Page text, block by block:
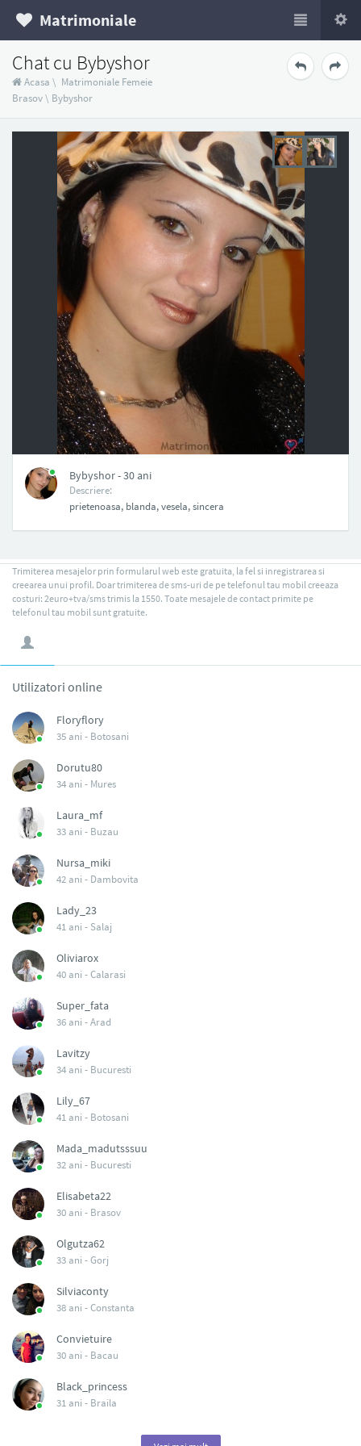
Matrimoniale
Chat cu Bybyshor
Acasa \ Matrimoniale Femeie
Brasov\ Bybyshor
Bybyshor - 30 ani
Descriere:
prietenoasa, blanda, vesela, sincera
Trimiterea mesajelor prin formularul web este gratuita, la fel si inregistrarea si
creearea unui profil. Doar trimiterea de sms-uri de pe telefonul tau mobil creeaza
costuri: 2euro+tva/sms trimis la 1550. Toate mesajele de contact primite pe
telefonul tau mobil sunt gratuite.
Utilizatori online
Floryflory
35 ani - Botosani
Dorutu80
34 ani - Mures
Laura_mf
33 ani - Buzau
Nursa_miki
42 ani - Dambovita
Lady_23
41 ani - Salaj
Oliviarox
40 ani -Calarasi
Super_fata
36 ani -Arad
Lavitzy
34 ani - Bucuresti
Lily_67
41 ani - Botosani
Mada_madutsssuu
32 ani - Bucuresti
Elisabeta22
30 ani - Brasov
Olgutza62
33 ani -Gorj
Silviaconty
38 ani -Constanta
Convietuire
30 ani - Bacau
Black_princess
31 ani - Braila